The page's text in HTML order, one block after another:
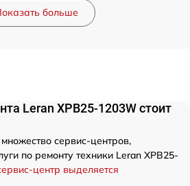
больше
Leran XPB25-1203W стоит
сервис-центров,
по ремонту техники Leran XPB25-
центр выделяется